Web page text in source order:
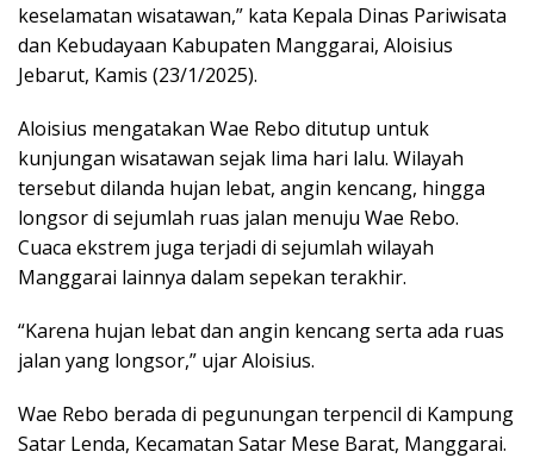
keselamatan wisatawan,” kata Kepala Dinas Pariwisata
dan Kebudayaan Kabupaten Manggarai, Aloisius
Jebarut, Kamis (23/1/2025).
Aloisius mengatakan Wae Rebo ditutup untuk
kunjungan wisatawan sejak lima hari lalu. Wilayah
tersebut dilanda hujan lebat, angin kencang, hingga
longsor di sejumlah ruas jalan menuju Wae Rebo.
Cuaca ekstrem juga terjadi di sejumlah wilayah
Manggarai lainnya dalam sepekan terakhir.
“Karena hujan lebat dan angin kencang serta ada ruas
jalan yang longsor,” ujar Aloisius.
Wae Rebo berada di pegunungan terpencil di Kampung
Satar Lenda, Kecamatan Satar Mese Barat, Manggarai.